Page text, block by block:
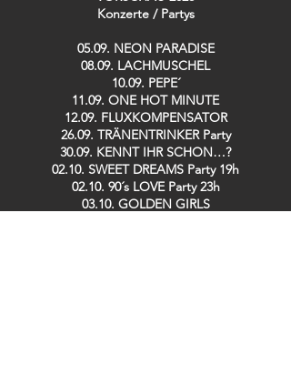
Konzerte / Partys​
05.09. NEON PARADISE
08.09. LACHMUSCHEL
10.09. PEPE´
11.09. ONE HOT MINUTE
12.09. FLUXKOMPENSATOR
26.09. TRÄNENTRINKER Party
30.09. KENNT IHR SCHON…?
02.10. SWEET DREAMS Party 19h
02.10. 90´s LOVE Party 23h
03.10. GOLDEN GIRLS